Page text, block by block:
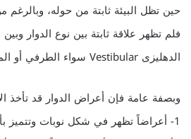
حين تظل البيئة ثابتة من حوله،
فلم تظهر علاقة ثابتة بين نوع الدوار
الدهليزى Vestibular سواء الطرفي أو المركزى.
وبصفة عامة فإن أعراض الدوار قد تأخذ
1- أعراضاً تظهر في شكل نوبات وتتميز بأنها تكون قصيرة جداً